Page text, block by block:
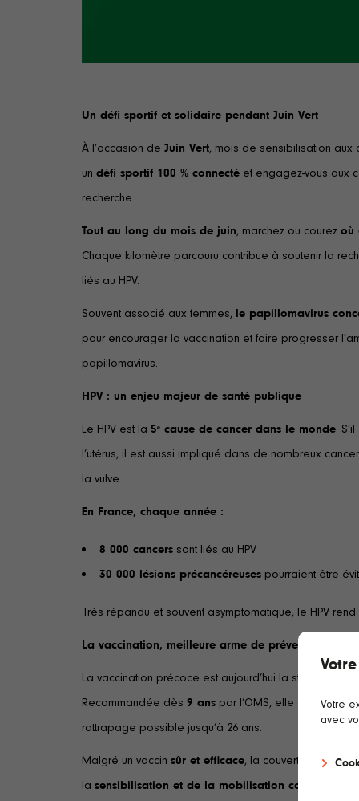
Un défi sportif et solidaire pendant Juin Vert
À l’occasion de Juin Vert, mois de sensibilisation aux
un défi sportif 100 % connecté et engagez-vous aux
recherche.
Tout au long du mois de juin, marchez ou courez où
Chaque kilomètre parcouru contribue à soutenir la
liés au HPV.
Souvent associé aux femmes, le papillomavirus
pour encourager la vaccination et faire progresser
papillomavirus.
HPV : un enjeu majeur de santé publique
Le HPV est la 5ᵉ cause de cancer dans le monde.
l’utérus, il est aussi impliqué dans de nombreux
la vulve.
En France, chaque année :
8 000 cancers sont liés au HPV
30 000 lésions précancéreuses pourraient être
Très répandu et souvent asymptomatique, le HPV rend
La vaccination, meilleure arme de prévention
La vaccination précoce est aujourd’hui la stratégie la
Recommandée dès 9 ans par l’OMS, elle concerne
rattrapage possible jusqu’à 26 ans.
Malgré un vaccin sûr et efficace, la couverture
la sensibilisation et de la mobilisation collective
Votre
avec